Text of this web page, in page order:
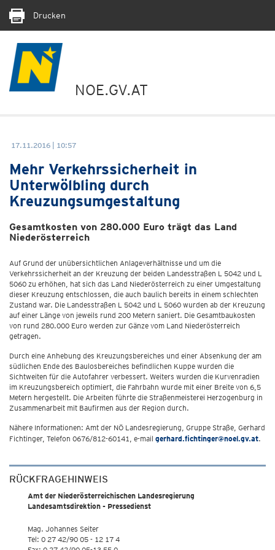
Drucken
NOE.GV.AT
17.11.2016 | 10:57
Mehr Verkehrssicherheit in
Unterwölbling durch
Kreuzungsumgestaltung
Gesamtkosten von 280.000 Euro trägt das Land
Niederösterreich
Auf Grund der unübersichtlichen Anlageverhältnisse und um die
Verkehrssicherheit an der Kreuzung der beiden Landesstraßen L 5042 und L
5060 zu erhöhen, hat sich das Land Niederösterreich zu einer Umgestaltung
dieser Kreuzung entschlossen, die auch baulich bereits in einem schlechten
Zustand war. Die Landesstraßen L 5042 und L 5060 wurden ab der Kreuzung
auf einer Länge von jeweils rund 200 Metern saniert. Die Gesamtbaukosten
von rund 280.000 Euro werden zur Gänze vom Land Niederösterreich
getragen.
Durch eine Anhebung des Kreuzungsbereiches und einer Absenkung der am
südlichen Ende des Baulosbereiches befindlichen Kuppe wurden die
Sichtweiten für die Autofahrer verbessert. Weiters wurden die Kurvenradien
im Kreuzungsbereich optimiert, die Fahrbahn wurde mit einer Breite von 6,5
Metern hergestellt. Die Arbeiten führte die Straßenmeisterei Herzogenburg in
Zusammenarbeit mit Baufirmen aus der Region durch.
Nähere Informationen: Amt der NÖ Landesregierung, Gruppe Straße, Gerhard
Fichtinger, Telefon 0676/812-60141, e-mail gerhard.fichtinger@noel.gv.at.
RÜCKFRAGEHINWEIS
Amt der Niederösterreichischen Landesregierung
Landesamtsdirektion - Pressedienst
Mag. Johannes Seiter
Tel: 0 27 42/90 05 - 12 17 4